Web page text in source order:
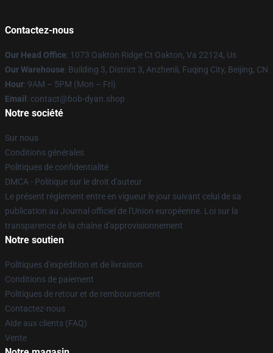
Contactez-nous
Our Head Office: 1073 Oakton Ridge Ct Oakton, Va 22124, Us
Our Warehouse: Building 3, District 3, Anzhenli, Fuqing City, Beijing, CN
Hour: 9AM – 5PM (Mon – Fri)
Email : contact@bob-dyan.shop
Notre société
Sur nous
Conditions générales
Politiques de confidentialité
DMCA - Politique sur le droit d'auteur
Le présent règlement entre en vigueur le jour suivant celui de sa
publication au Journal officiel de l'Union européenne. Loi sur la
transparence de la chaîne d'approvisionnement
Notre soutien
Politiques d'expédition et de livraison
Conditions de paiement
Politiques de retour et de remboursement
Contactez-nous
Aide aux clients (FAQ)
Vente